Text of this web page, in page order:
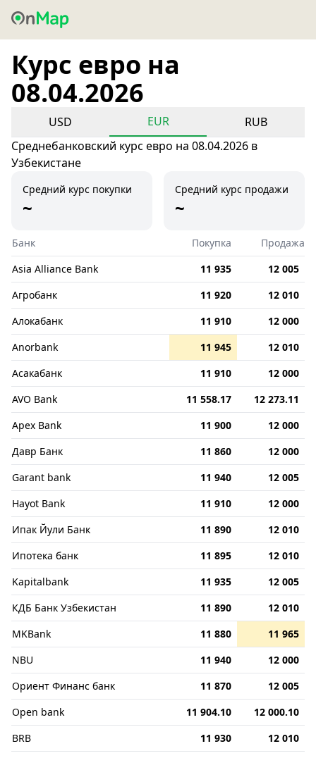
Курс евро на
08.04.2026
USD EUR
RUB
Среднебанковский курс евро на 08.04.2026 в
Узбекистане
Средний курс покупки
~
Средний курс продажи
~
Банк Покупка
Продажа
Asia Alliance Bank
11 935
12 005
Агробанк
11 920
12 010
Алокабанк
11 910
12 000
Anorbank
11 945
12 010
Асакабанк
11 910
12 000
AVO Bank
11 558.17
12 273.11
Apex Bank
11 900
12 000
Давр Банк
11 860
12 000
Garant bank
11 940
12 005
Hayot Bank
11 910
12 000
Ипак Йули Банк
11 890
12 010
Ипотека банк
11 895
12 010
Kapitalbank
11 935
12 005
КДБ Банк Узбекистан
11 890
12 010
MKBank
11 880
11 965
NBU
11 940
12 000
Ориент Финанс банк
11 870
12 005
Open bank
11 904.10
12 000.10
BRB
11 930
12 010